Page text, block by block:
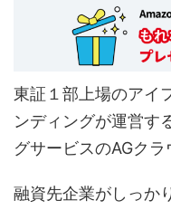
東証１部上場のアイ
ンディングが運営す
グサービスのAGクラ
融資先企業がしっか